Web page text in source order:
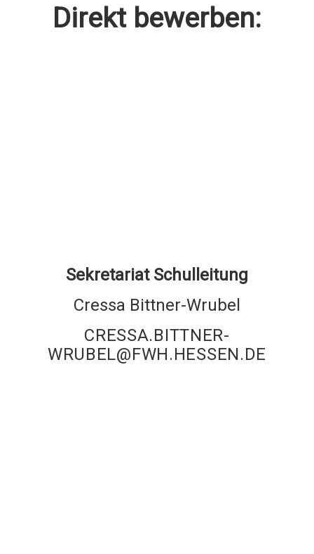
Direkt bewerben:
Sekretariat Schulleitung
Cressa Bittner-Wrubel
CRESSA.BITTNER-
WRUBEL@FWH.HESSEN.DE